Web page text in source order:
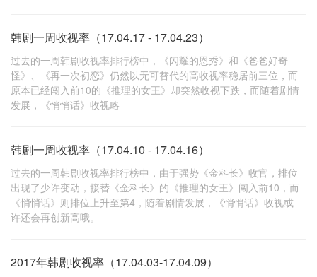
韩剧一周收视率（17.04.17 - 17.04.23）
过去的一周韩剧收视率排行榜中，《闪耀的恩秀》和《爸爸好奇
怪》、《再一次初恋》仍然以无可替代的高收视率稳居前三位，而
原本已经闯入前10的《推理的女王》却突然收视下跌，而随着剧情
发展，《悄悄话》收视略
韩剧一周收视率（17.04.10 - 17.04.16）
过去的一周韩剧收视率排行榜中，由于强势《金科长》收官，排位
出现了少许变动，接替《金科长》的《推理的女王》闯入前10，而
《悄悄话》则排位上升至第4，随着剧情发展，《悄悄话》收视或
许还会再创新高哦。
2017年韩剧收视率（17.04.03-17.04.09）